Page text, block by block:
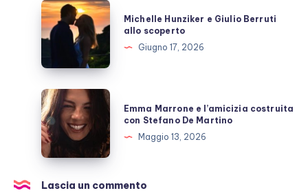
Michelle
Hunziker
e
Berruti
allo
scoperto
Michelle Hunziker e Giulio Berruti
allo scoperto
Giugno 17, 2026
Emma
Marrone
e
l’amicizia
costruita
con
Emma Marrone e l’amicizia costruita
con Stefano De Martino
Maggio 13, 2026
Lascia un commento